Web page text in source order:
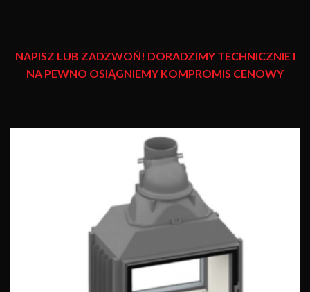
NAPISZ LUB ZADZWOŃ! DORADZIMY TECHNICZNIE I
NA PEWNO OSIĄGNIEMY KOMPROMIS CENOWY